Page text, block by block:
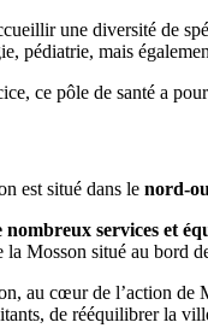
une diversité de
pédiatrie, mais
ce pôle de santé a
est situé dans le nord-
nombreux services et
Mosson situé au bord
au cœur de l’action de
de rééquilibrer la